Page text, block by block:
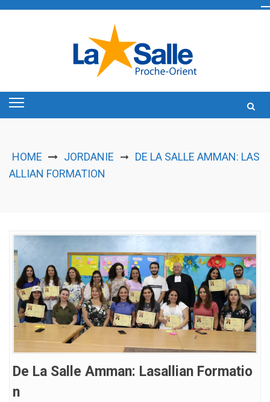
HOME JORDANIE ➞ DE LA SALLE AMMAN: LAS
ALLIAN FORMATION
De La Salle Amman: Lasallian Formatio
N